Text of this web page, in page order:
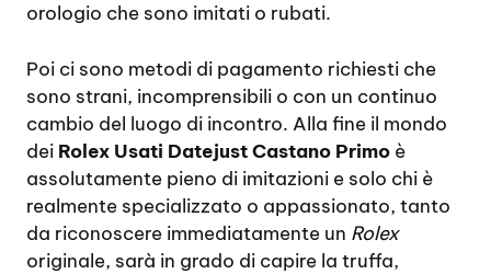
orologio che sono imitati o rubati.
Poi ci sono metodi di pagamento richiesti che
sono strani, incomprensibili o con un continuo
cambio del luogo di incontro. Alla fine il mondo
dei Rolex Usati Datejust Castano Primo è
assolutamente pieno di imitazioni e solo chi è
realmente specializzato o appassionato, tanto
da riconoscere immediatamente un Rolex
originale, sarà in grado di capire la truffa,